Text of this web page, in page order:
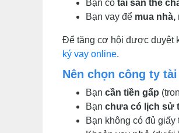
Bạn có tài sản thế
Bạn vay để mua nhà,
Để tăng cơ hội được duyệt
ký vay online.
Nên chọn công ty
Bạn cần tiền gấp
Bạn chưa có lịch sử
Bạn không có đủ